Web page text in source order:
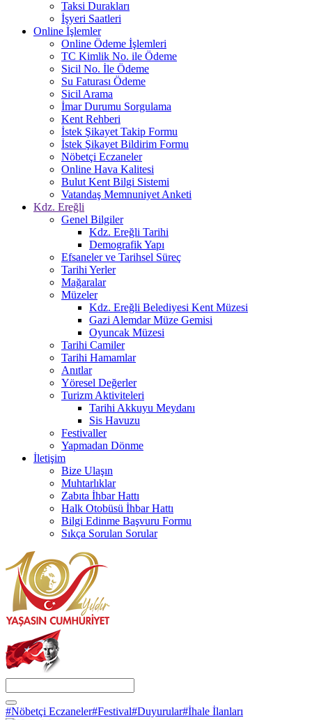
Taksi Durakları
İşyeri Saatleri
Online İşlemler
Online Ödeme İşlemleri
TC Kimlik No. ile Ödeme
Sicil No. İle Ödeme
Su Faturası Ödeme
Sicil Arama
İmar Durumu Sorgulama
Kent Rehberi
İstek Şikayet Takip Formu
İstek Şikayet Bildirim Formu
Nöbetçi Eczaneler
Online Hava Kalitesi
Bulut Kent Bilgi Sistemi
Vatandaş Memnuniyet Anketi
Kdz. Ereğli
Genel Bilgiler
Kdz. Ereğli Tarihi
Demografik Yapı
Efsaneler ve Tarihsel Süreç
Tarihi Yerler
Mağaralar
Müzeler
Kdz. Ereğli Belediyesi Kent Müzesi
Gazi Alemdar Müze Gemisi
Oyuncak Müzesi
Tarihi Camiler
Tarihi Hamamlar
Anıtlar
Yöresel Değerler
Turizm Aktiviteleri
Tarihi Akkuyu Meydanı
Sis Havuzu
Festivaller
Yapmadan Dönme
İletişim
Bize Ulaşın
Muhtarlıklar
Zabıta İhbar Hattı
Halk Otobüsü İhbar Hattı
Bilgi Edinme Başvuru Formu
Sıkça Sorulan Sorular
#Nöbetçi Eczaneler#Festival#Duyurular#İhale İlanları